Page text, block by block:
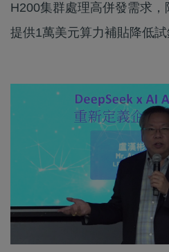
H200集群處理高併發需求
提供1萬美元算力補貼降低試